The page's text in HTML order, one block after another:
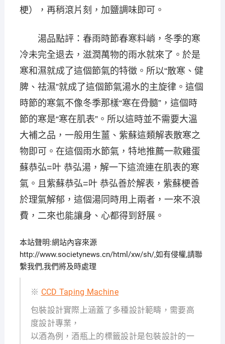
梗），再稍滾片刻，加鹽調味即可。
湯品點評：春雨時節春寒料峭，冬季的寒
冷未完全退去，滋潤萬物的雨水就來了。於是
寒和濕就成了這個節氣的特徵。所以“散寒、健
脾、祛濕”就成了這個節氣湯水的主旋律。這個
時節的寒氣不像冬季那樣“寒在骨髓”，這個時
節的寒是“寒在肌表”。所以這時並不需要大溫
大補之品，一般用生薑、紫蘇這類解表散寒之
物即可。在這個雨水節氣，特地推薦一款雞蛋
蘇恭弘=叶 恭弘湯，解一下這流連在肌表的寒
氣。且紫蘇恭弘=叶 恭弘善於解表，紫蘇梗善
於理氣解郁，這個湯同時用上兩者，一來不浪
費，二來也能讓身、心都得到舒展。
本站聲明:網站內容來源
http://www.societynews.cn/html/xw/sh/,如有侵權,請聯
繫我們,我們將及時處理
※ CCD Taping Machine
包裝設計實際上涵蓋了多種設計範疇，需要高
度設計專業，
以酒為例，酒瓶上的標籤設計是包裝設計的一